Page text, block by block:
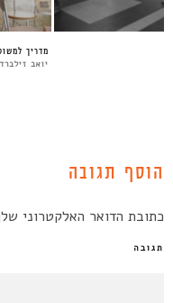
מדריך
יואב
הוסף תגובה
כתובת הדואר האלקטרוני
תגובה